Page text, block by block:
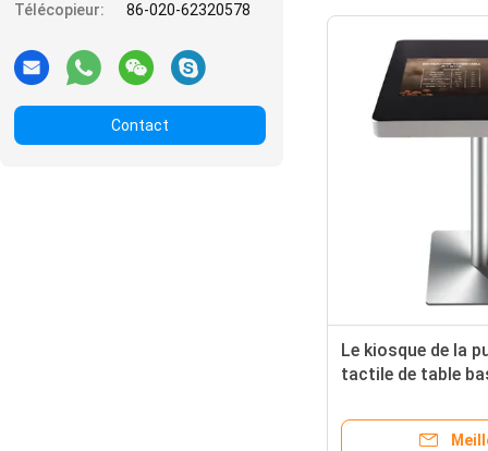
Télécopieur:
86-020-62320578
Contact
Le kiosque de la
tactile de table